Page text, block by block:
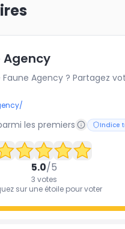
Agency
Agency ? Partagez
les premiers Indice
5.0/5
3 votes
sur une étoile pour voter